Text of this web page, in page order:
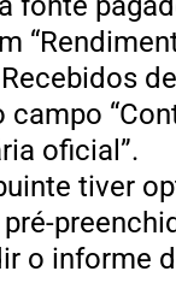
campo
oficial”.
tiver
o informe